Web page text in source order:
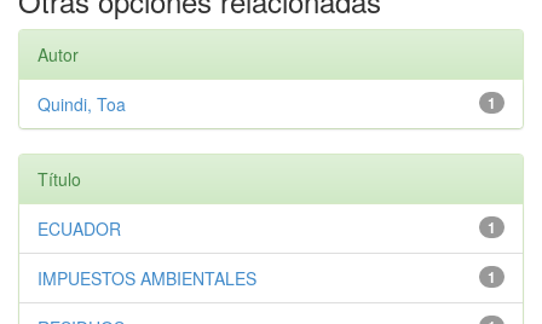
Autor
1
Quindi, Toa
Título
1
ECUADOR
1
IMPUESTOS AMBIENTALES